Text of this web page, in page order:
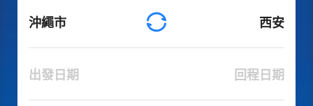
沖繩市 西安
出發日期 回程日期